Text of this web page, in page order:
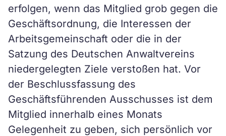
erfolgen, wenn das Mitglied grob gegen die
Geschäftsordnung, die Interessen der
Arbeitsgemeinschaft oder die in der
Satzung des Deutschen Anwaltvereins
niedergelegten Ziele verstoßen hat. Vor
der Beschlussfassung des
Geschäftsführenden Ausschusses ist dem
Mitglied innerhalb eines Monats
Gelegenheit zu geben, sich persönlich vor